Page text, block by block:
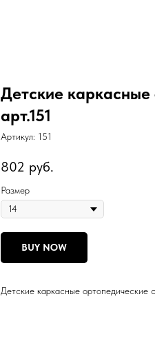
Детские каркасные
арт.151
Артикул: 151
802 руб.
Размер
BUY NOW
Детские каркасные ортопедические